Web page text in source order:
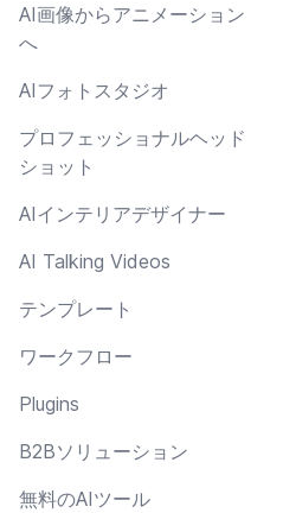
AI画像からアニメーション
へ
AIフォトスタジオ
プロフェッショナルヘッド
ショット
AIインテリアデザイナー
AI Talking Videos
テンプレート
ワークフロー
Plugins
B2Bソリューション
無料のAIツール